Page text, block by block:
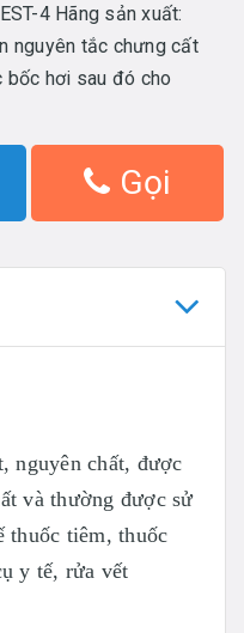
4 Hãng sản xuất:
nguyên tắc chưng cất
hơi sau đó cho
Gọi
nguyên chất, được
và thường được sử
thuốc tiêm, thuốc
y tế, rửa vết